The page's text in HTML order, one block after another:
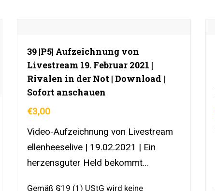
39 |P5| Aufzeichnung von
Livestream 19. Februar 2021 |
Rivalen in der Not | Download |
Sofort anschauen
€3,00
Video-Aufzeichnung von Livestream
ellenheeselive | 19.02.2021 | Ein
herzensguter Held bekommt
Gemäß §19 (1) UStG wird keine